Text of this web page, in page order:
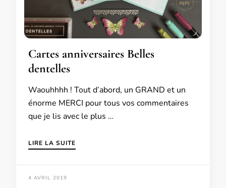
Cartes anniversaires Belles
dentelles
Waouhhhh ! Tout d’abord, un GRAND et un
énorme MERCI pour tous vos commentaires
que je lis avec le plus …
LIRE LA SUITE
4 AVRIL 2019